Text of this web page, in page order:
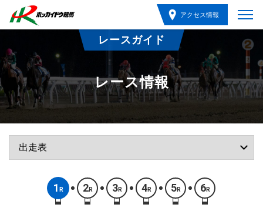
アクセス情報
レースガイド
レース情報
1 R 2R 3R 4R 5R 6R